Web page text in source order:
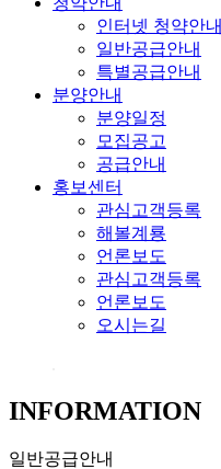
인터넷 청약안내
일반공급안내
특별공급안내
분양안내
분양일정
모집공고
공급안내
홍보센터
관심고객등록
해볼계룡
언론보도
관심고객등록
언론보도
오시는길
INFORMATION
일반공급안내